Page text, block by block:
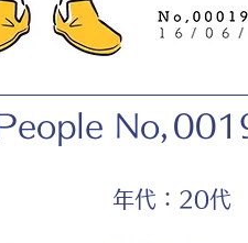
No,
年代： 20代